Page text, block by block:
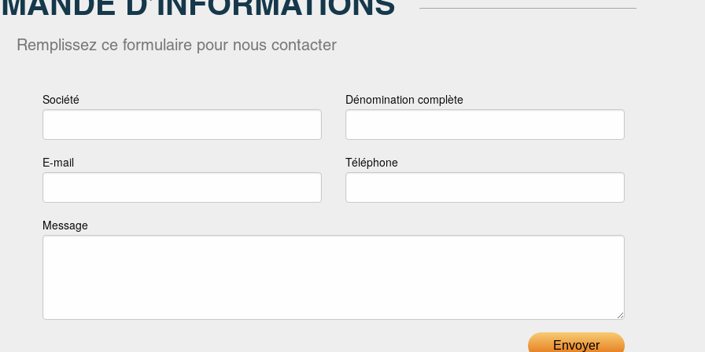
D’INFORMATIONS
Remplissez ce formulaire pour nous contacter
Société Dénomination complète
E-mail Téléphone
Message
Envoyer